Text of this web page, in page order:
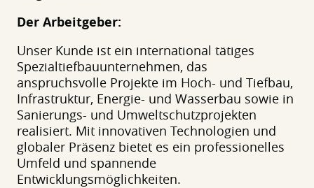
Der Arbeitgeber:
Unser Kunde ist ein international tätiges
Spezialtiefbauunternehmen, das
anspruchsvolle Projekte im Hoch- und Tiefbau,
Infrastruktur, Energie- und Wasserbau sowie in
Sanierungs- und Umweltschutzprojekten
realisiert. Mit innovativen Technologien und
globaler Präsenz bietet es ein professionelles
Umfeld und spannende
Entwicklungsmöglichkeiten.